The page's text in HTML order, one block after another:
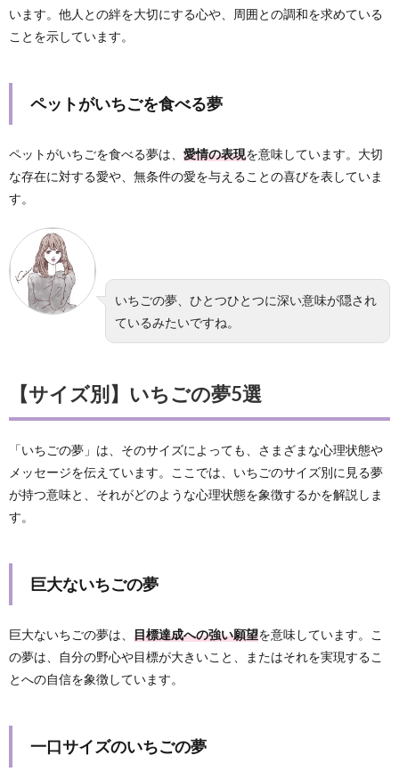
います。他人との絆を大切にする心や、周囲との調和を求めている
ことを示しています。
ペットがいちごを食べる夢
ペットがいちごを食べる夢は、 愛情の表現を意味しています。大切
な存在に対する愛や、無条件の愛を与えることの喜びを表していま
す。
いちごの夢、ひとつひとつに深い意味が隠され
ているみたいですね。
【サイズ別】いちごの夢5選
「いちごの夢」は、そのサイズによっても、さまざまな心理状態や
メッセージを伝えています。ここでは、いちごのサイズ別に見る夢
が持つ意味と、それがどのような心理状態を象徴するかを解説しま
す。
巨大ないちごの夢
巨大ないちごの夢は、 目標達成への強い願望を意味しています。こ
の夢は、自分の野心や目標が大きいこと、またはそれを実現するこ
とへの自信を象徴しています。
一口サイズのいちごの夢